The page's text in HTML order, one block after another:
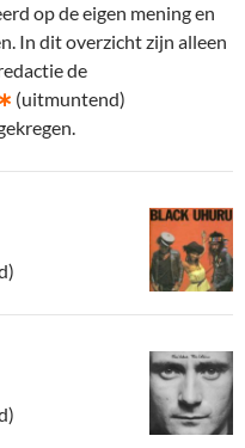
op de eigen mening en
In dit overzicht zijn alleen
de
(uitmuntend)